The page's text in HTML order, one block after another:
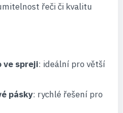
řeči či kvalitu
spreji: ideální pro větší
pásky: rychlé řešení pro